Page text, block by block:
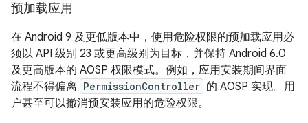
预加载应用
在 Android 9 及更低版本中，使用危险权限的预加载应用必
须以 API 级别 23 或更高级别为目标，并保持 Android 6.0
及更高版本的 AOSP 权限模式。例如，应用安装期间界面
流程不得偏离 PermissionController 的 AOSP 实现。用
户甚至可以撤消预安装应用的危险权限。